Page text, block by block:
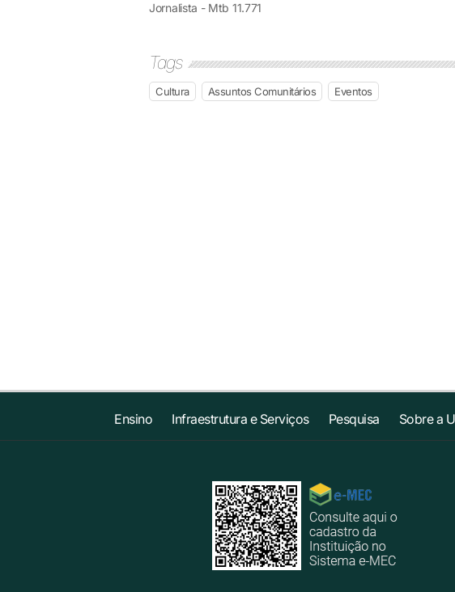
Jornalista - Mtb 11.771
Tags
Cultura Assuntos Comunitários Eventos
Ensino Infraestrutura e Serviços Pesquisa Sobre a